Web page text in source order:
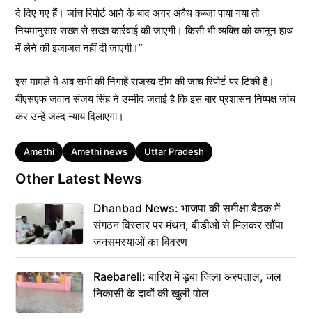
दे दिए गए हैं। जांच रिपोर्ट आने के बाद अगर अवैध कब्जा पाया गया तो
नियमानुसार सख्त से सख्त कार्रवाई की जाएगी। किसी भी व्यक्ति को कानून हाथ
में लेने की इजाजत नहीं दी जाएगी।”
इस मामले में अब सभी की निगाहें राजस्व टीम की जांच रिपोर्ट पर टिकी हैं।
बीएसएफ जवान संजय सिंह ने उम्मीद जताई है कि इस बार प्रशासन निष्पक्ष जांच
कर उन्हें जल्द न्याय दिलाएगा।
Tags
Amethi Amethi news Uttar Pradesh
Other Latest News
Dhanbad News: भाजपा की समीक्षा बैठक में
संगठन विस्तार पर मंथन, बीडीओ से मिलकर सौंपा
जनसमस्याओं का विवरण
Raebareli: बारिश में डूबा जिला अस्पताल, जल
निकासी के दावों की खुली पोल